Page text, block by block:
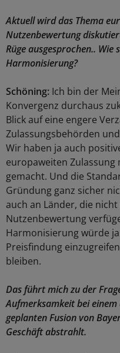
Aktuell wird das Thema
Nutzenbewertung
Rüge ausgesprochen.. Wie
Harmonisierung?
Schöning: Ich bin der
Konvergenz durchaus
Blick auf eine engere
Zulassungsbehörden
Wir haben ja auch
europaweiten Zulassung
gemacht. Und die
Gründung ganz sicher
auch an Länder, die
Nutzenbewertung
Harmonisierung würde
Preisfindung
bleiben.
Das führt mich zu der
Aufmerksamkeit bei
geplanten Fusion von
Geschäft abstrahlt.